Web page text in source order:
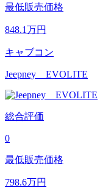
最低販売価格
848.1万円
キャブコン
Jeepney EVOLITE
総合評価
0
最低販売価格
798.6万円